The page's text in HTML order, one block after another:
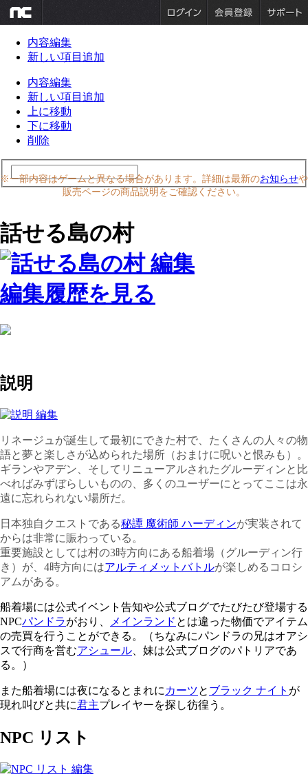
内容編集
新しい項目追加
内容編集
新しい項目追加
上に移動
下に移動
削除
※一部内容はゲームと異なる場合があります。詳細は最新のお知らせや
販売ページの商品説明をご確認ください。
話せる島の村
編集履歴を見る
説明
リネージュが誕生して最初にできた村で、たくさんの人々の物
語と夢と楽しさが込められた場所（おまけに呪いと恨みも）。
ギランやアデン、そしてリニューアルされたグルーディンと比
べればみずぼらしいものの、多くのユーザーにとってここは永
遠に忘れられない場所だ。
日本独自クエストである秘譚 魔術師 ハーディンが実装されて
からは非常に賑わっている。
重要施設としては村の3時方向にある船着場（グルーディン行
き）が、4時方向にはアルティメットバトルが楽しめるコロシ
アムがある。
船着場には公式イベント告知や公式ブログでたびたび登場する
NPCパンドラがおり、 メインランド とは違った物価でアイテム
の売買を行うことができる。（ちなみにパンドラの兄はオアシ
スで行商を営むアシュール 、妹は公式ブログのパトリアであ
る。）
また船着場には夜になるとまれに カーツと ブラック ナイト が
現れ叫びと共に君主プレイヤーを探し彷徨う。
NPC リスト